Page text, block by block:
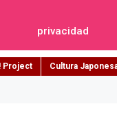
privacidad
Project Cultura